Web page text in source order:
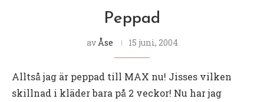
Peppad
av Åse 15 juni, 2004
Alltså jag är peppad till MAX nu! Jisses vilken
skillnad i kläder bara på 2 veckor! Nu har jag